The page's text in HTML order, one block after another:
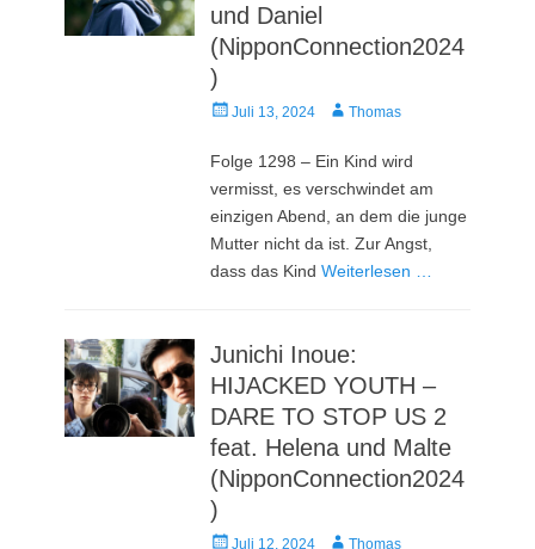
und Daniel
(NipponConnection2024
)
Veröffentlicht
Juli 13, 2024 AutorThomas
Folge 1298 – Ein Kind wird
vermisst, es verschwindet am
einzigen Abend, an dem die junge
Mutter nicht da ist. Zur Angst,
dass das KindWeiterlesen …
Junichi Inoue:
HIJACKED YOUTH –
DARE TO STOP US 2
feat. Helena und Malte
(NipponConnection2024
)
Veröffentlicht
Juli 12, 2024 AutorThomas